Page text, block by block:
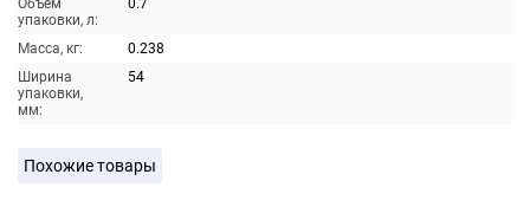
Объем
упаковки, л:
0.7
Масса, кг:
0.238
Ширина
упаковки,
мм:
54
Похожие товары